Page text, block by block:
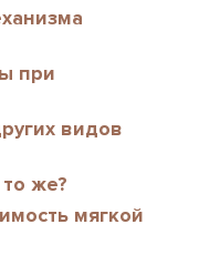
при
видов
же?
мягкой